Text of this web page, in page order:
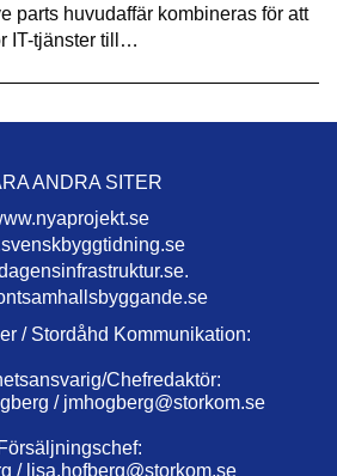
parts huvudaffär kombineras för att
IT-tjänster till…
ANDRA SITER
/ Stordåhd Kommunikation:
Chefredaktör:
/ jmhogberg@storkom.se
Försäljningschef:
/ lisa.hofberg@storkom.se